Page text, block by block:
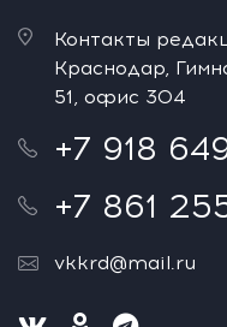
Контакты
Краснодар,
51, офис 304
+7 918
+7 861
vkkrd@mail.ru